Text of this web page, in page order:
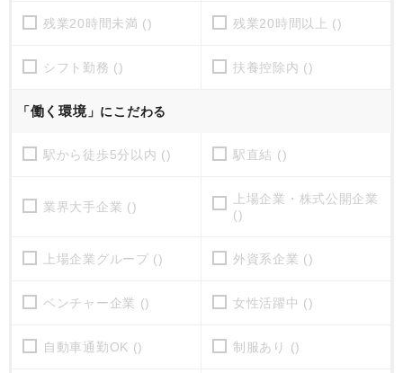
残業20時間未満 () 残業20時間以上 ()
シフト勤務 () 扶養控除内 ()
「働く環境」にこだわる
駅から徒歩5分以内 () 駅直結 ()
業界大手企業 ()
上場企業・株式公開企業
()
上場企業グループ () 外資系企業 ()
ベンチャー企業 () 女性活躍中 ()
自動車通勤OK () 制服あり ()